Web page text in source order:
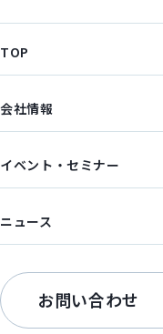
TOP
会社情報
イベント・セミナー
ニュース
お問い合わせ